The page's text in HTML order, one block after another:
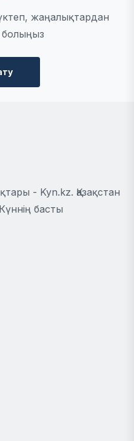
жаңалықтардан
болыңыз
- Kyn.kz. Қазақстан
басты